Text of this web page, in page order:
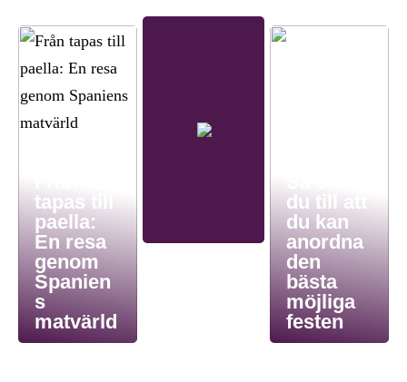
tapas till
paella:
En resa
genom
Spanien
s
matvärld
du till att
du kan
anordna
den
bästa
möjliga
festen